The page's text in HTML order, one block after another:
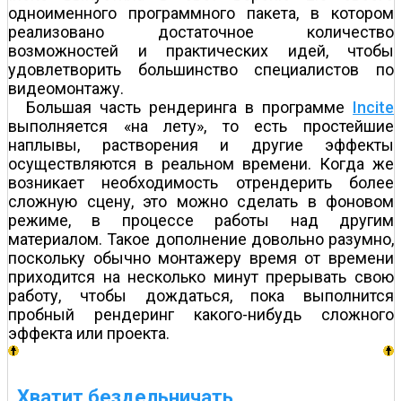
одноименного программного пакета, в котором
реализовано достаточное количество
возможностей и практических идей, чтобы
удовлетворить большинство специалистов по
видеомонтажу.
Большая часть рендеринга в программе Incite
выполняется «на лету», то есть простейшие
наплывы, растворения и другие эффекты
осуществляются в реальном времени. Когда же
возникает необходимость отрендерить более
сложную сцену, это можно сделать в фоновом
режиме, в процессе работы над другим
материалом. Такое дополнение довольно разумно,
поскольку обычно монтажеру время от времени
приходится на несколько минут прерывать свою
работу, чтобы дождаться, пока выполнится
пробный рендеринг какого-нибудь сложного
эффекта или проекта.